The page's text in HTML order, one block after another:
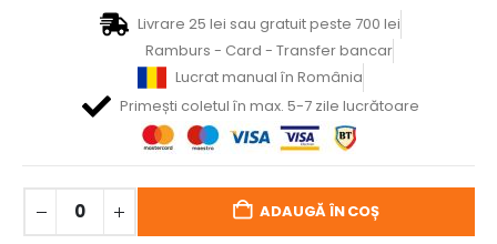
Livrare 25 lei sau gratuit peste 700 lei
Ramburs - Card - Transfer bancar
Lucrat manual în România
Primești coletul în max. 5-7 zile lucrătoare
ADAUGĂ ÎN COȘ